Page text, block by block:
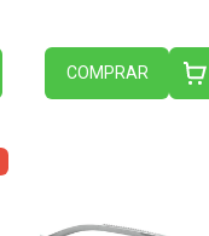
COMPRAR